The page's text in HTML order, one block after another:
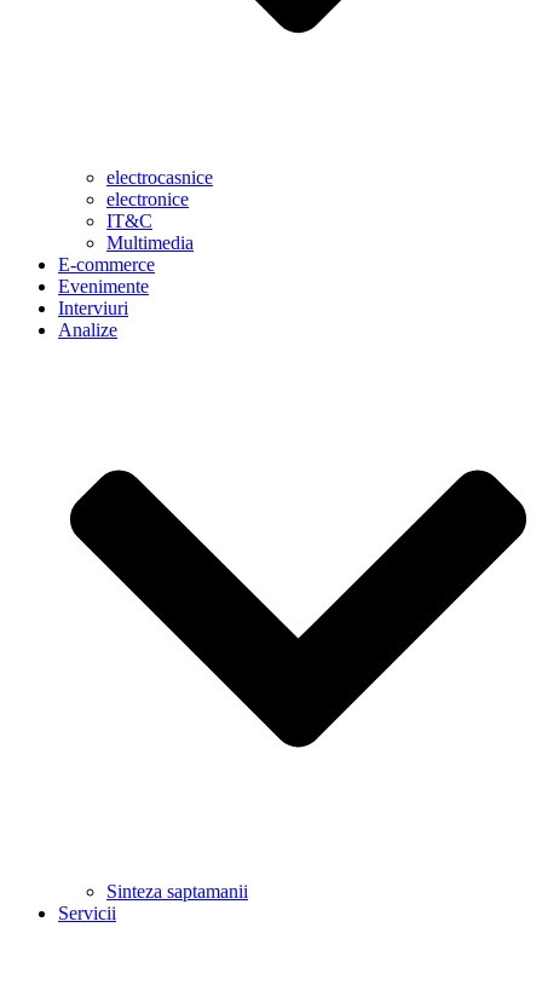
electrocasnice
electronice
IT&C
Multimedia
E-commerce
Evenimente
Interviuri
Analize
Sinteza saptamanii
Servicii